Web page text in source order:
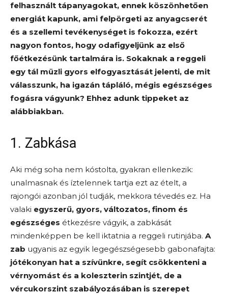
felhasznált tápanyagokat, ennek köszönhetően
energiát kapunk, ami felpörgeti az anyagcserét
és a szellemi tevékenységet is fokozza, ezért
nagyon fontos, hogy odafigyeljünk az első
főétkezésünk tartalmára is. Sokaknak a reggeli
egy tál müzli gyors elfogyasztását jelenti, de mit
válasszunk, ha igazán tápláló, mégis egészséges
fogásra vágyunk? Ehhez adunk tippeket az
alábbiakban.
1. Zabkása
Aki még soha nem kóstolta, gyakran ellenkezik:
unalmasnak és íztelennek tartja ezt az ételt, a
rajongói azonban jól tudják, mekkora tévedés ez. Ha
valaki egyszerű, gyors, változatos, finom és
egészséges étkezésre vágyik, a zabkását
mindenképpen be kell iktatnia a reggeli rutinjába. A
zab ugyanis az egyik legegészségesebb gabonafajta:
jótékonyan hat a szívünkre, segít csökkenteni a
vérnyomást és a koleszterin szintjét, de a
vércukorszint szabályozásában is szerepet